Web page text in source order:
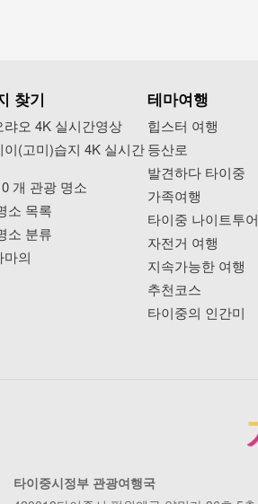
찾기
랴오 4K 실시간영상
이(고미)습지 4K 실시간
개 관광 명소
소 목록
소 분류
마의
테마여행
힙스터 여행
등산로
발견하다 타이중
가족여행
타이중 나이트투어
자전거 여행
지속가능한 여행
추천코스
타이중의 인간미
타이중시정부 관광여행국